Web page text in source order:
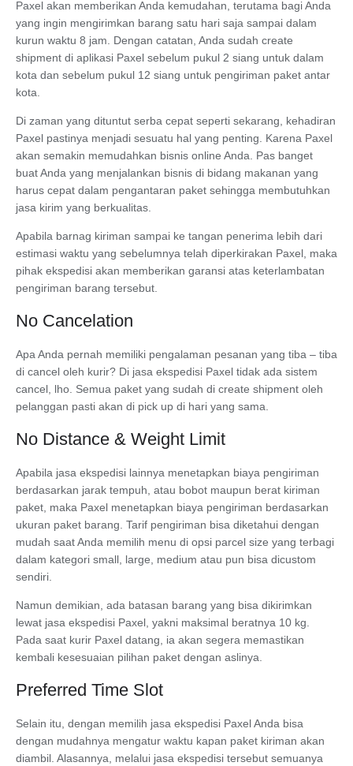
Paxel akan memberikan Anda kemudahan, terutama bagi Anda
yang ingin mengirimkan barang satu hari saja sampai dalam
kurun waktu 8 jam. Dengan catatan, Anda sudah create
shipment di aplikasi Paxel sebelum pukul 2 siang untuk dalam
kota dan sebelum pukul 12 siang untuk pengiriman paket antar
kota.
Di zaman yang dituntut serba cepat seperti sekarang, kehadiran
Paxel pastinya menjadi sesuatu hal yang penting. Karena Paxel
akan semakin memudahkan bisnis online Anda. Pas banget
buat Anda yang menjalankan bisnis di bidang makanan yang
harus cepat dalam pengantaran paket sehingga membutuhkan
jasa kirim yang berkualitas.
Apabila barnag kiriman sampai ke tangan penerima lebih dari
estimasi waktu yang sebelumnya telah diperkirakan Paxel, maka
pihak ekspedisi akan memberikan garansi atas keterlambatan
pengiriman barang tersebut.
No Cancelation
Apa Anda pernah memiliki pengalaman pesanan yang tiba – tiba
di cancel oleh kurir? Di jasa ekspedisi Paxel tidak ada sistem
cancel, lho. Semua paket yang sudah di create shipment oleh
pelanggan pasti akan di pick up di hari yang sama.
No Distance & Weight Limit
Apabila jasa ekspedisi lainnya menetapkan biaya pengiriman
berdasarkan jarak tempuh, atau bobot maupun berat kiriman
paket, maka Paxel menetapkan biaya pengiriman berdasarkan
ukuran paket barang. Tarif pengiriman bisa diketahui dengan
mudah saat Anda memilih menu di opsi parcel size yang terbagi
dalam kategori small, large, medium atau pun bisa dicustom
sendiri.
Namun demikian, ada batasan barang yang bisa dikirimkan
lewat jasa ekspedisi Paxel, yakni maksimal beratnya 10 kg.
Pada saat kurir Paxel datang, ia akan segera memastikan
kembali kesesuaian pilihan paket dengan aslinya.
Preferred Time Slot
Selain itu, dengan memilih jasa ekspedisi Paxel Anda bisa
dengan mudahnya mengatur waktu kapan paket kiriman akan
diambil. Alasannya, melalui jasa ekspedisi tersebut semuanya